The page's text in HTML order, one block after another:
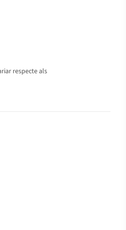
respecte als